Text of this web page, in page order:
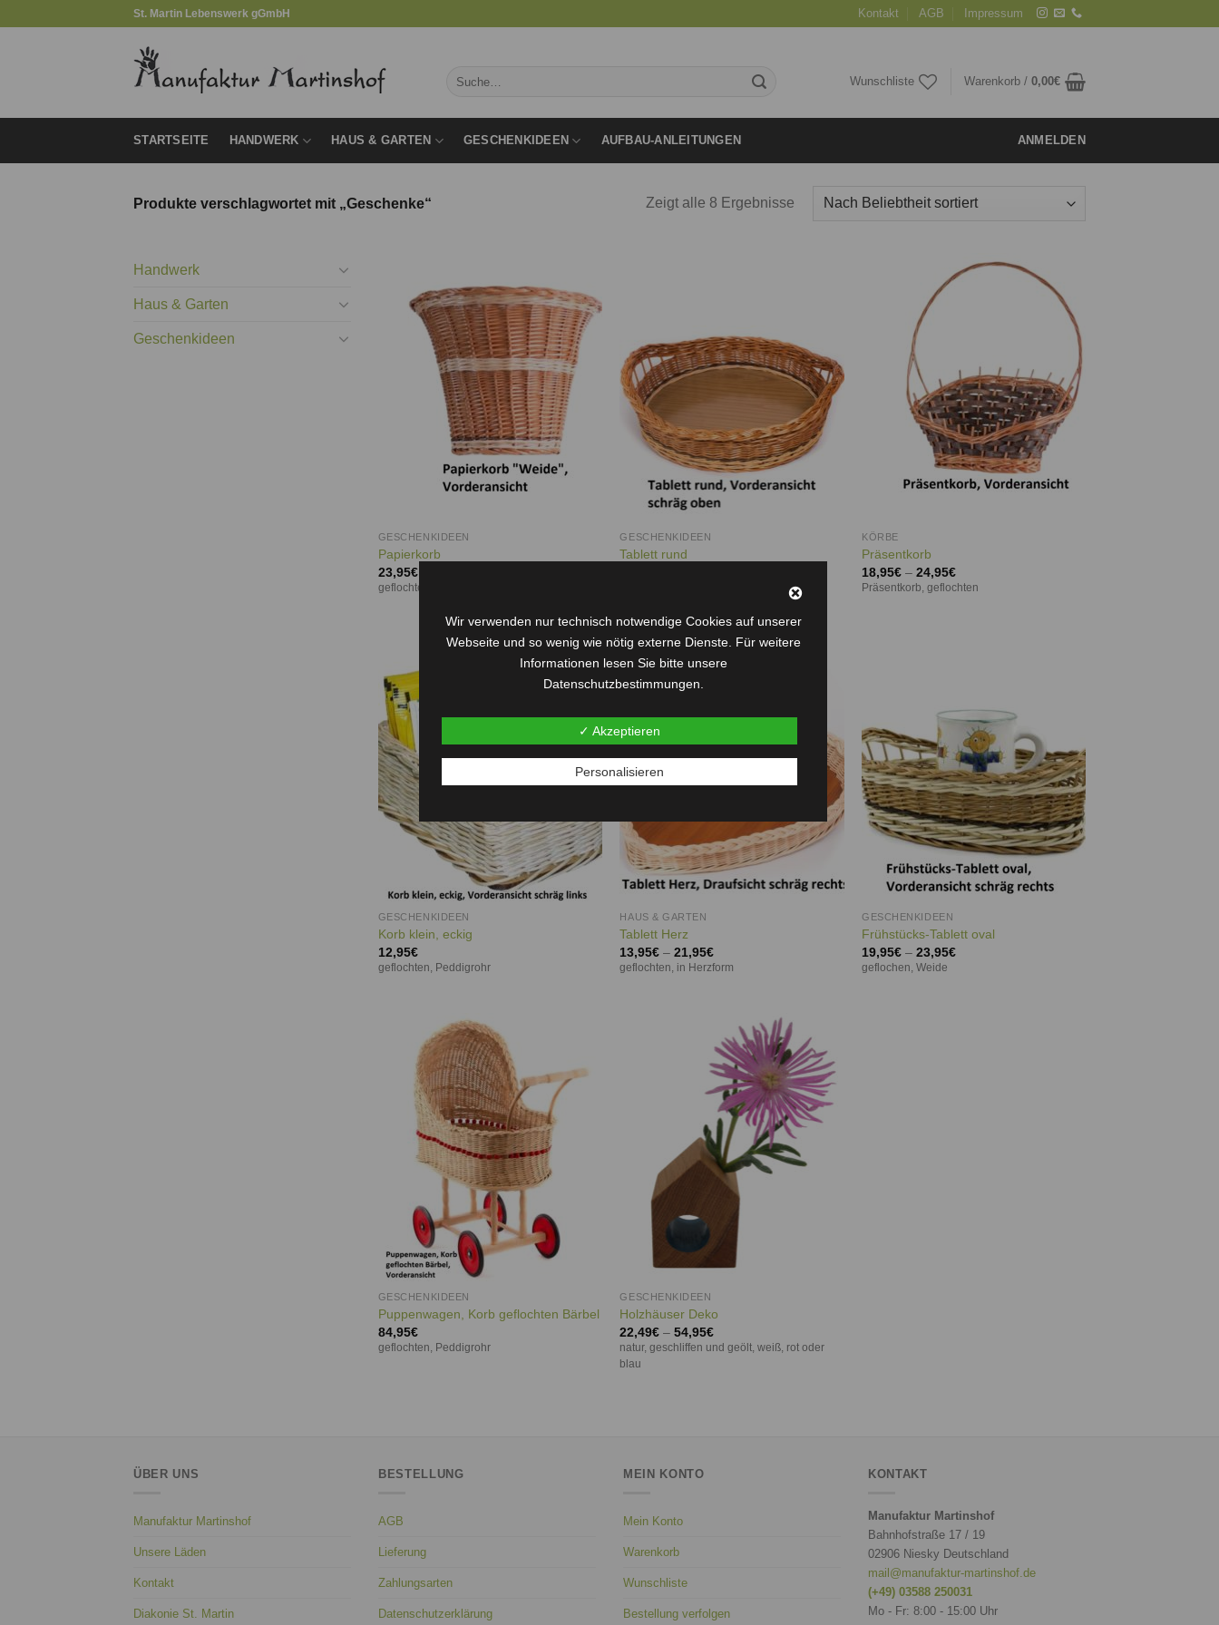
St. Martin Lebenswerk gGmbH Kontakt AGB Impressum
Wunschliste Warenkorb / 0,00€
STARTSEITE HANDWERK HAUS & GARTEN GESCHENKIDEEN AUFBAU-ANLEITUNGEN ANMELDEN
Produkte verschlagwortet mit „Geschenke“ Zeigt alle 8 Ergebnisse
Handwerk
Haus & Garten
Geschenkideen
Auf die
Wunschliste
GESCHENKIDEEN
Papierkorb
23,95€–
geflochten, Weide oder Peddigrohr
GESCHENKIDEEN
Tablett rund
Auf die
Wunschliste
KÖRBE
Präsentkorb
18,95€ –24,95€
Präsentkorb, geflochten
Auf die
GESCHENKIDEEN
Korb klein, eckig
12,95€
geflochten, Peddigrohr
HAUS & GARTEN
Tablett Herz
13,95€ –21,95€
geflochten, in Herzform
GESCHENKIDEEN
Frühstücks-Tablett oval
19,95€ –23,95€
geflochen, Weide
Wunschliste
GESCHENKIDEEN
Puppenwagen, Korb geflochten Bärbel
84,95€
geflochten, Peddigrohr
Auf die
Wunschliste
GESCHENKIDEEN
Holzhäuser Deko
22,49€ –54,95€
natur, geschliffen und geölt, weiß, rot oder
blau
ÜBER UNS
Manufaktur Martinshof
Unsere Läden
Kontakt
Diakonie St. Martin
BESTELLUNG
AGB
Lieferung
Zahlungsarten
Datenschutzerklärung
MEIN KONTO
Mein Konto
Warenkorb
Wunschliste
Bestellung verfolgen
KONTAKT
Manufaktur Martinshof
Bahnhofstraße 17 / 19
02906 Niesky Deutschland
mail@manufaktur-martinshof.de
(+49) 03588 250031
Mo - Fr: 8:00 - 15:00 Uhr
Wir verwenden nur technisch notwendige Cookies auf unserer
Webseite und so wenig wie nötig externe Dienste. Für weitere
Informationen lesen Sie bitte unsere
Datenschutzbestimmungen.
✓ Akzeptieren
Personalisieren